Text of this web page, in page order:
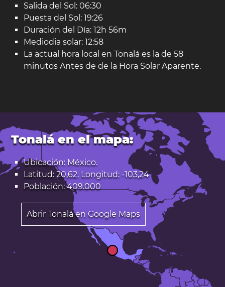
Salida del Sol: 06:30
Puesta del Sol: 19:26
Duración del Día: 12h 56m
Mediodia solar: 12:58
La actual hora local en Tonalá es la de 58
minutos Antes de de la Hora Solar Aparente.
Tonalá en el mapa:
Ubicación: México.
Latitud: 20,62. Longitud: -103,24
Población: 409.000
Abrir Tonalá en Google Maps